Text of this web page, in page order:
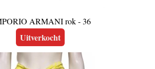
ARMANI rok - 36
Uitverkocht